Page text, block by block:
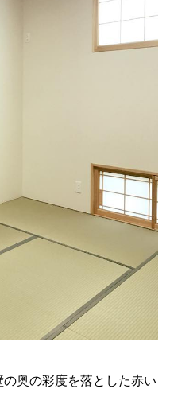
の奥の彩度を落とした赤い